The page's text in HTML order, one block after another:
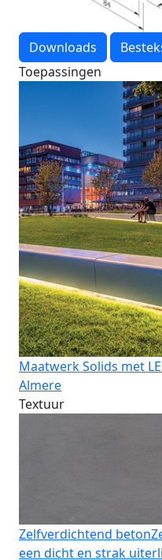
Downloads
Toepassingen
Maatwerk Solids met
Almere
Textuur
Zelfverdichtend beton
een dicht en strak